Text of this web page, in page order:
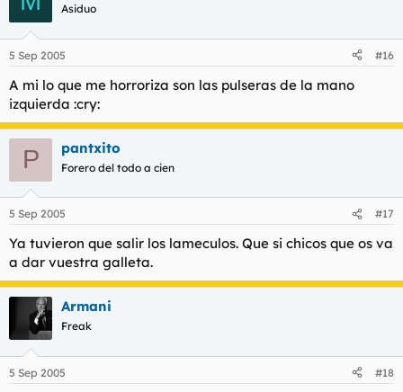
Asiduo
5 Sep 2005 #16
A mi lo que me horroriza son las pulseras de la mano
izquierda :cry:
P pantxito
Forero del todo a cien
5 Sep 2005 #17
Ya tuvieron que salir los lameculos. Que si chicos que os va
a dar vuestra galleta.
Armani
Freak
5 Sep 2005 #18